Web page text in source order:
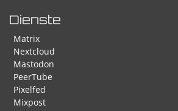
Dienste
Matrix
Nextcloud
Mastodon
PeerTube
Pixelfed
Mixpost